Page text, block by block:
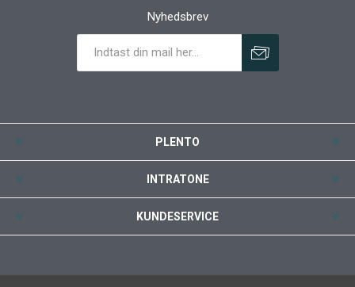
Nyhedsbrev
PLENTO
INTRATONE
KUNDESERVICE